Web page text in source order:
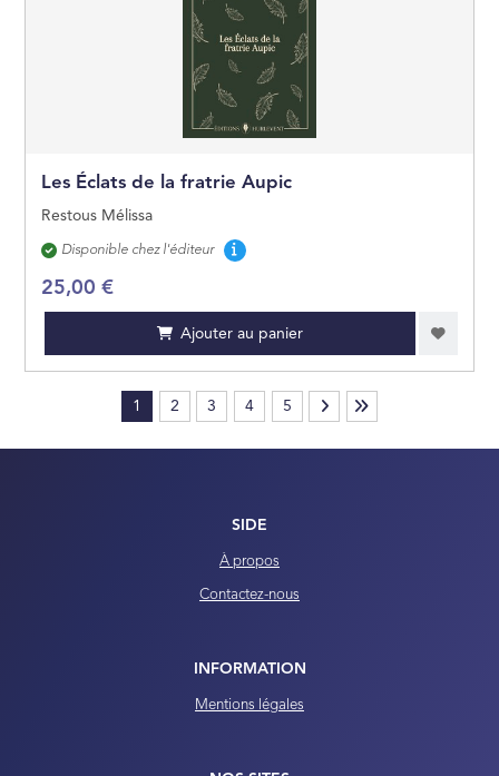
Les Éclats de la fratrie Aupic
Restous Mélissa
Disponibilité
Disponible chez l'éditeur
25,00 €
Ajouter au panier
1 2 3 4 5
SIDE
À propos
Contactez-nous
INFORMATION
Mentions légales